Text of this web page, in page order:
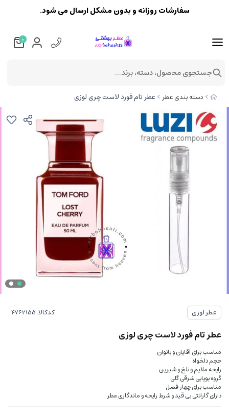
دسته بندی عطر عطر تام فورد لاست چری لوزی
عطر لوزی کدکالا:
عطر تام فورد لاست چری لوزی
مناسب برای آقایان و بانوان
حجم دلخواه
رایحه ملایم و تلخ و شیرین
گروه بویایی شرقی گلی
مناسب برای چهار فصل
دارای گارانتی بی قید و شرط رایحه و ماندگاری عطر
سفارشات روزانه و بدون مشکل ارسال می شود.
0
جستجوی محصول، دسته، برند...